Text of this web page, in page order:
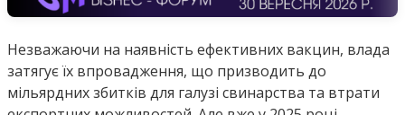
Незважаючи на наявність ефективних вакцин, влада
затягує їх впровадження, що призводить до
мільярдних збитків для галузі свинарства та втрати